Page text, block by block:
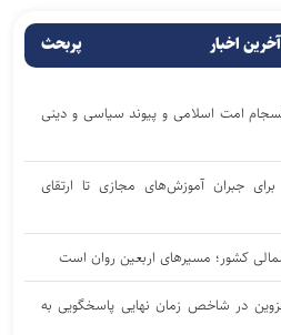
آخرین اخبار پربحث
امت اسلامی و پیوند سیاسی و دینی
جبران آموزش‌های مجازی تا ارتقای
کشور؛ مسیر‌های اربعین روان است
در شاخص زمان نهایی پاسخگویی به